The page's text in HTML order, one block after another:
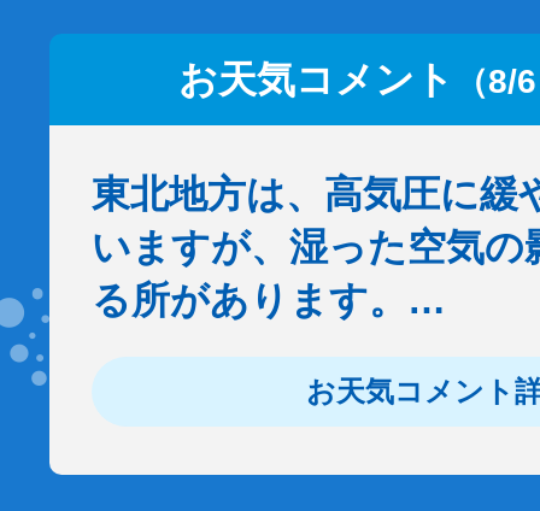
お天気コメント （8/
東北地方は、高気圧に緩
いますが、湿った空気の
る所があります。…
お天気コメント